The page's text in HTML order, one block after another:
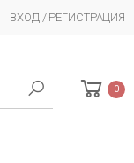
ВХОД / РЕГИСТРАЦИЯ
0